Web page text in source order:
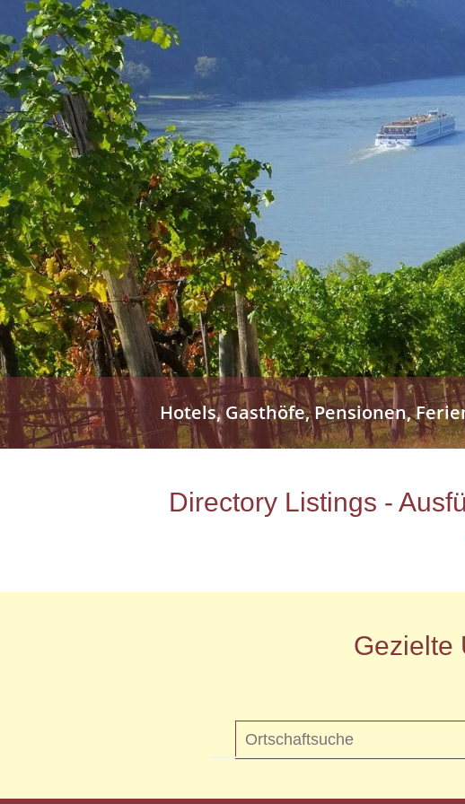
Hotels, Gasthöfe, Pensionen,
Directory Listings -
Gezielte